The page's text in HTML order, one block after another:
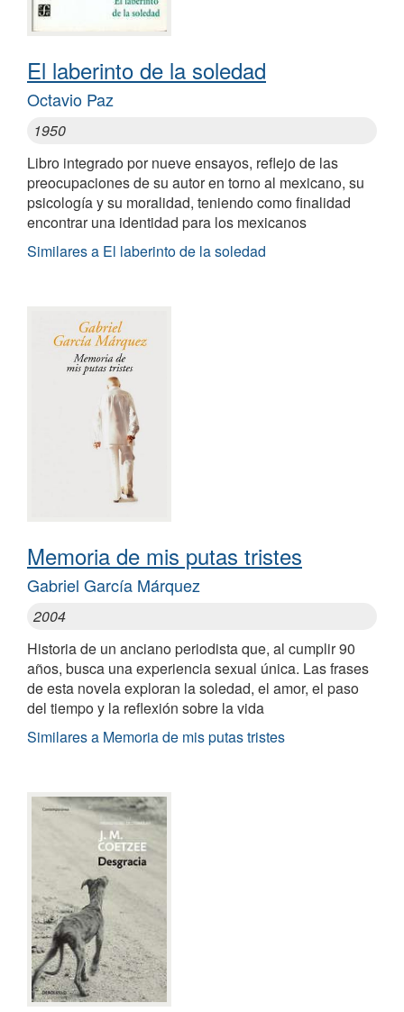
El laberinto de la soledad
Octavio Paz
1950
Libro integrado por nueve ensayos, reflejo de las
preocupaciones de su autor en torno al mexicano, su
psicología y su moralidad, teniendo como finalidad
encontrar una identidad para los mexicanos
Similares a El laberinto de la soledad
Memoria de mis putas tristes
Gabriel García Márquez
2004
Historia de un anciano periodista que, al cumplir 90
años, busca una experiencia sexual única. Las frases
de esta novela exploran la soledad, el amor, el paso
del tiempo y la reflexión sobre la vida
Similares a Memoria de mis putas tristes